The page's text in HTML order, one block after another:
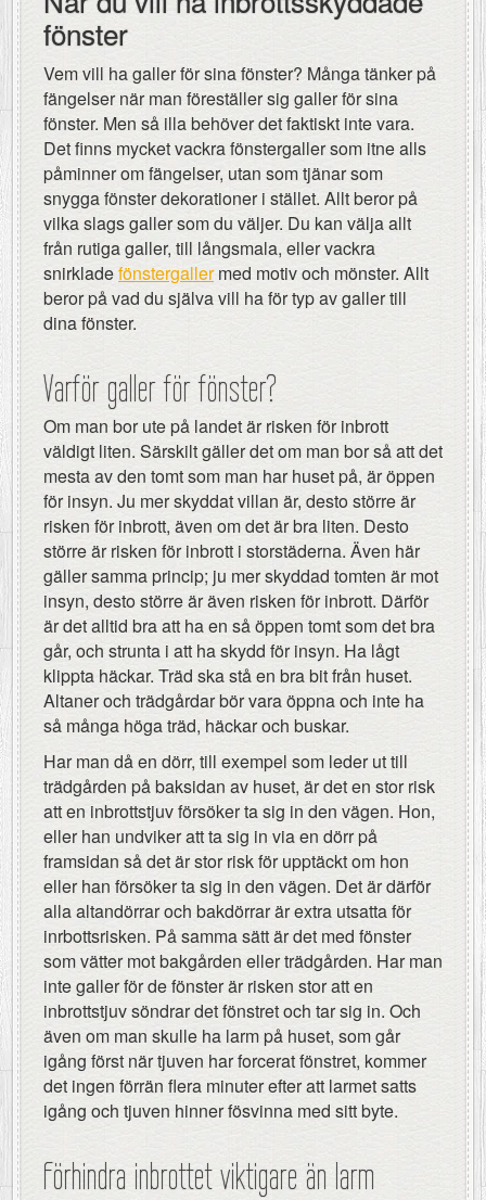
fönster
Vem vill ha galler för sina fönster? Många tänker på
fängelser när man föreställer sig galler för sina
fönster. Men så illa behöver det faktiskt inte vara.
Det finns mycket vackra fönstergaller som itne alls
påminner om fängelser, utan som tjänar som
snygga fönster dekorationer i stället. Allt beror på
vilka slags galler som du väljer. Du kan välja allt
från rutiga galler, till långsmala, eller vackra
snirkladefönstergallermed motiv och mönster. Allt
beror på vad du själva vill ha för typ av galler till
dina fönster.
Varför galler för fönster?
Om man bor ute på landet är risken för inbrott
väldigt liten. Särskilt gäller det om man bor så att det
mesta av den tomt som man har huset på, är öppen
för insyn. Ju mer skyddat villan är, desto större är
risken för inbrott, även om det är bra liten. Desto
större är risken för inbrott i storstäderna. Även här
gäller samma princip; ju mer skyddad tomten är mot
insyn, desto större är även risken för inbrott. Därför
är det alltid bra att ha en så öppen tomt som det bra
går, och strunta i att ha skydd för insyn. Ha lågt
klippta häckar. Träd ska stå en bra bit från huset.
Altaner och trädgårdar bör vara öppna och inte ha
så många höga träd, häckar och buskar.
Har man då en dörr, till exempel som leder ut till
trädgården på baksidan av huset, är det en stor risk
att en inbrottstjuv försöker ta sig in den vägen. Hon,
eller han undviker att ta sig in via en dörr på
framsidan så det är stor risk för upptäckt om hon
eller han försöker ta sig in den vägen. Det är därför
alla altandörrar och bakdörrar är extra utsatta för
inrbottsrisken. På samma sätt är det med fönster
som vätter mot bakgården eller trädgården. Har man
inte galler för de fönster är risken stor att en
inbrottstjuv söndrar det fönstret och tar sig in. Och
även om man skulle ha larm på huset, som går
igång först när tjuven har forcerat fönstret, kommer
det ingen förrän flera minuter efter att larmet satts
igång och tjuven hinner fösvinna med sitt byte.
Förhindra inbrottet viktigare än larm